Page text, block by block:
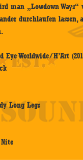
man „Lowdown
durchlaufen lassen,
Eye Worldwide/H’Art
Long Legs